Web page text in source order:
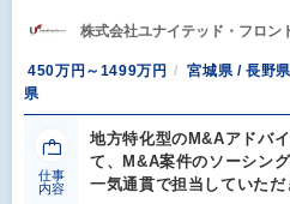
株式会社ユナイテッド・フロン
450万円～1499万円
宮城県 / 長野
県
仕事
内容
地方特化型のM&Aアドバ
て、M&A案件のソーシン
一気通貫で担当していただ